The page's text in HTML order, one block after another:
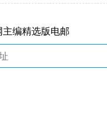
编精选版电邮